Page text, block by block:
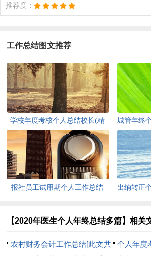
推荐度：
工作总结图文推荐
学校年度考核个人总结校长(精
选多篇)[此文共7741字]
城管年终
报社员工试用期个人工作总结
出纳转正
【2020年医生个人年终总结多篇】相关
农村财务会计工作总结[此文共
个人年度